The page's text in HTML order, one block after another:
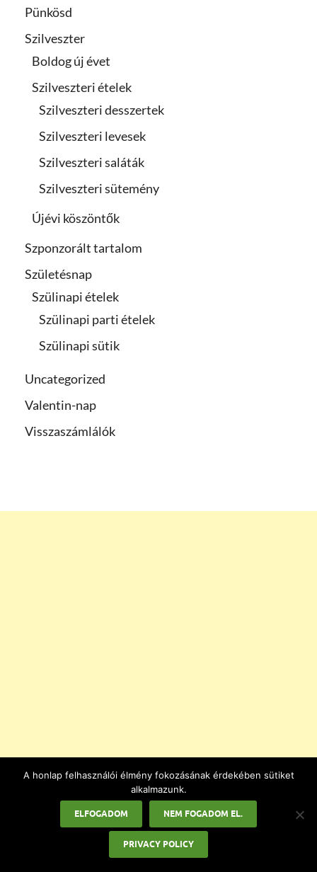
Pünkösd
Szilveszter
Boldog új évet
Szilveszteri ételek
Szilveszteri desszertek
Szilveszteri levesek
Szilveszteri saláták
Szilveszteri sütemény
Újévi köszöntők
Szponzorált tartalom
Születésnap
Szülinapi ételek
Szülinapi parti ételek
Szülinapi sütik
Uncategorized
Valentin-nap
Visszaszámlálók
A honlap felhasználói élmény fokozásának érdekében sütiket
alkalmazunk.
ELFOGADOM NEM FOGADOM EL.
PRIVACY POLICY